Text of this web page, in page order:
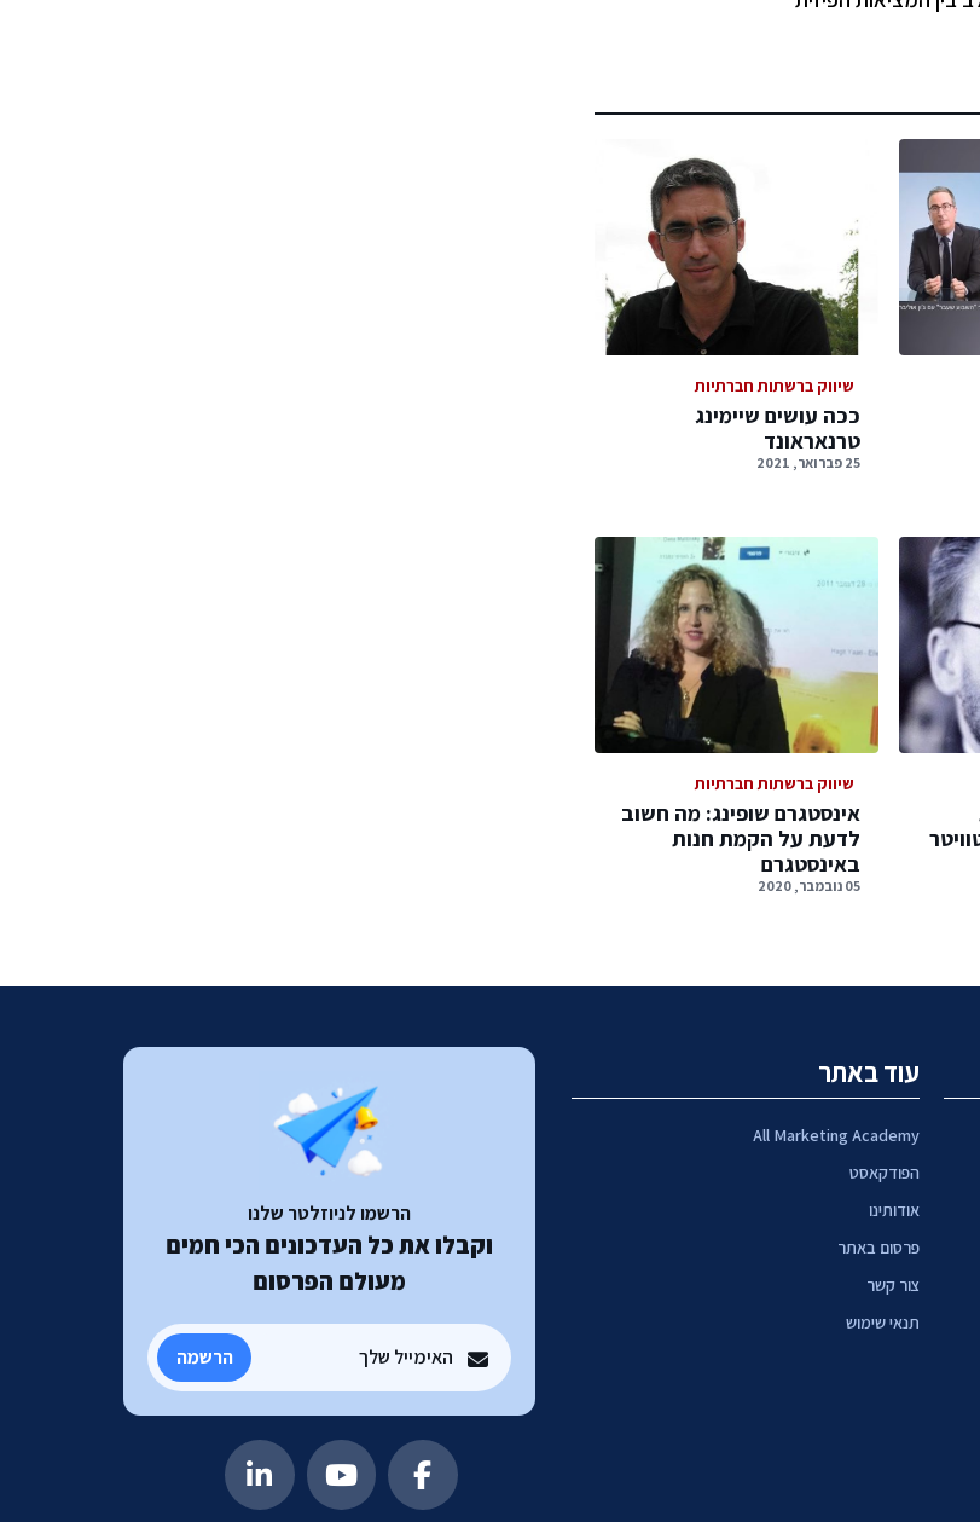
שיווק ברשתות חברתיות
ככה עושים שיימינג
טרנאראונד
25 פברואר, 2021
שיווק ברשתות חברתיות
אינסטגרם שופינג: מה חשוב
לדעת על הקמת חנות
באינסטגרם
05 נובמבר, 2020
עוד באתר
All Marketing Academy
הפודקאסט
אודותינו
פרסום באתר
צור קשר
תנאי שימוש
הרשמו לניוזלטר שלנו
וקבלו את כל העדכונים הכי חמים
מעולם הפרסום
הרשמה